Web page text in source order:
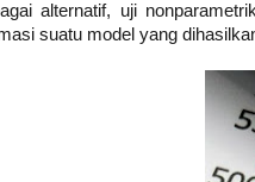
alternatif, uji
suatu model yang